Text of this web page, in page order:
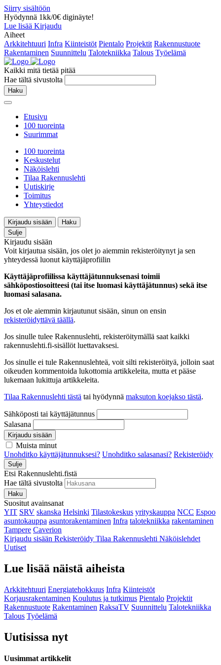
Siirry sisältöön
Hyödynnä 1kk/0€ diginäyte!
Lue lisää Kirjaudu
Aiheet
Arkkitehtuuri Infra Kiinteistöt Pientalo Projektit Rakennustuote
Rakentaminen Suunnittelu Talotekniikka Talous Työelämä
Kaikki mitä tietää pitää
Hae tältä sivustolta
Haku
Etusivu
100 tuoreinta
Suurimmat
100 tuoreinta
Keskustelut
Näköislehti
Tilaa Rakennuslehti
Uutiskirje
Toimitus
Yhteystiedot
Kirjaudu sisään
Haku
Sulje
Kirjaudu sisään
Voit kirjautua sisään, jos olet jo aiemmin rekisteröitynyt ja sen
yhteydessä luonut käyttäjäprofiilin
Käyttäjäprofiilissa käyttäjätunnuksenasi toimii
sähköpostiosoitteesi (tai itse luomasi käyttäjätunnus) sekä itse
luomasi salasana.
Jos et ole aiemmin kirjautunut sisään, sinun on ensin
rekisteröidyttävä täällä.
Jos sinulle tulee Rakennuslehti, rekisteröitymällä saat kaikki
rakennuslehti.fi-sisällöt luettavaksesi.
Jos sinulle ei tule Rakennuslehteä, voit silti rekisteröityä, jolloin saat
oikeuden kommentoida lukottomia artikkeleita, mutta et pääse
lukemaan lukittuja artikkeleita.
Tilaa Rakennuslehti tästä tai hyödynnä maksuton koejakso tästä.
Sähköposti tai käyttäjätunnus
Salasana
Kirjaudu sisään
Muista minut
Unohditko käyttäjätunnuksesi? Unohditko salasanasi? Rekisteröidy
Sulje
Etsi Rakennuslehti.fistä
Hae tältä sivustolta
Haku
Suositut avainsanat
YIT SRV skanska Helsinki Tilastokeskus yrityskauppa NCC Espoo
asuntokauppa asuntorakentaminen Infra talotekniikka rakentaminen
Tampere Caverion
Kirjaudu sisään Rekisteröidy Tilaa Rakennuslehti Näköislehdet
Uutiset
Lue lisää näistä aiheista
Arkkitehtuuri Energiatehokkuus Infra Kiinteistöt
Korjausrakentaminen Koulutus ja tutkimus Pientalo Projektit
Rakennustuote Rakentaminen RaksaTV Suunnittelu Talotekniikka
Talous Työelämä
Uutisissa nyt
Uusimmat artikkelit